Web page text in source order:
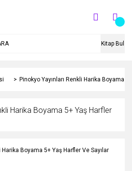
Kitap Bul
Pinokyo Yayınları Renkli Harika Boyama
Harika Boyama 5+ Yaş Harfler